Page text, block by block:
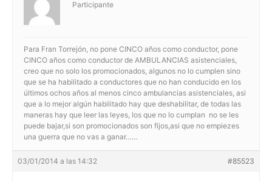
Participante
Para Fran Torrejón, no pone CINCO años como conductor, pone
CINCO años como conductor de AMBULANCIAS asistenciales,
creo que no solo los promocionados, algunos no lo cumplen sino
que se ha habilitado a conductores que no han conducido en los
últimos ochos años al menos cinco ambulancias asistenciales, asi
que a lo mejor algún habilitado hay que deshabilitar, de todas las
maneras hay que leer las leyes, los que no lo cumplan no se les
puede bajar,si son promocionados son fijos,asi que no empiezes
una guerra que no vas a ganar……
03/01/2014 a las 14:32 #85523